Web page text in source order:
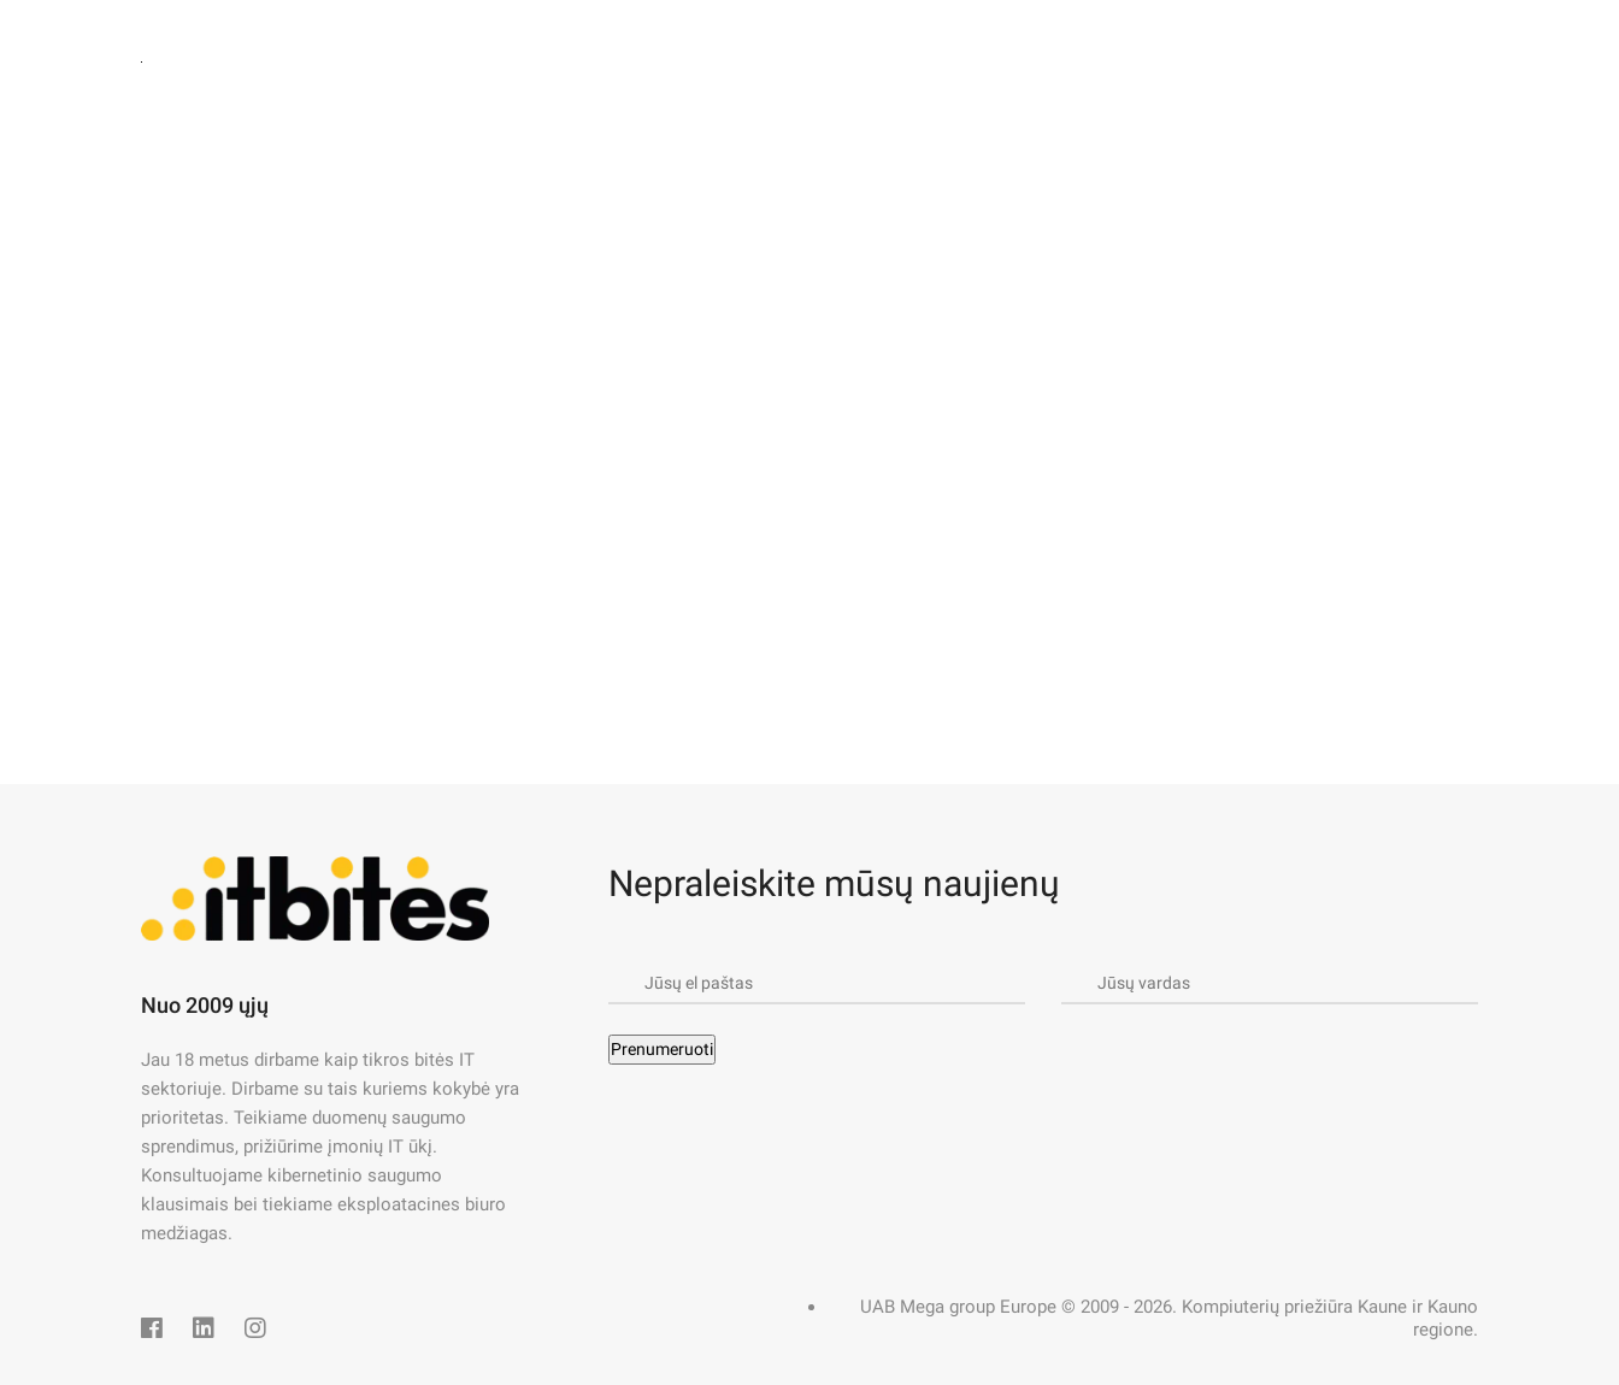
IT Naujienos IT priežiūra IT saugumas
29/05/2025
Kas yra SIEM? Saugumo informacijos ir įvykių valdymas (angl. Security Information and Event Management) – tai technologija, kuri surenka, analizuoja ir
koreliuoja saugumo duomenis iš įvairių organizacijos informacinių sistemų, suteikdama realaus laiko matomumą į galimas grėsmes. Pastaraisiais metais,
kibernetinių atakų skaičiui ir sudėtingumui nuolat augant, šis įrankis tapo būtinu kiekvienos rimtos kibernetinio saugumo strategijos elementu. …
Egidijus Vaičiulis
Nuo 2009 ųjų
Jau 18 metus dirbame kaip tikros bitės IT
sektoriuje. Dirbame su tais kuriems kokybė yra
prioritetas. Teikiame duomenų saugumo
sprendimus, prižiūrime įmonių IT ūkį.
Konsultuojame kibernetinio saugumo
klausimais bei tiekiame eksploatacines biuro
medžiagas.
Nepraleiskite mūsų naujienų
UAB Mega group Europe © 2009 - 2026. Kompiuterių priežiūra Kaune ir Kauno
regione.